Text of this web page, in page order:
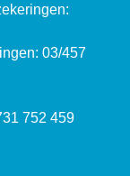
03/457
752 459